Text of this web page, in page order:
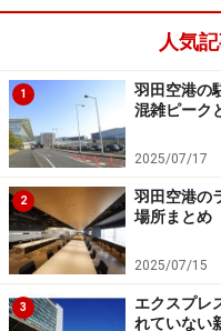
人気
1
羽田空港の
混雑ピーク
2025/07/17
2
羽田空港の
場所まとめ
2025/07/15
3
エクスプレ
れていない